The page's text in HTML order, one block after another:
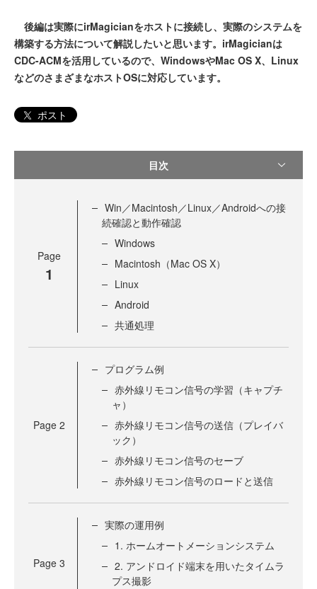
後編は実際にirMagicianをホストに接続し、実際のシステムを
構築する方法について解説したいと思います。irMagicianは
CDC-ACMを活用しているので、WindowsやMac OS X、Linux
などのさまざまなホストOSに対応しています。
ポスト
目次
Page
1
Win／Macintosh／Linux／Androidへの接
続確認と動作確認
Windows
Macintosh（Mac OS X）
Linux
Android
共通処理
Page 2
プログラム例
赤外線リモコン信号の学習（キャプチ
ャ）
赤外線リモコン信号の送信（プレイバ
ック）
赤外線リモコン信号のセーブ
赤外線リモコン信号のロードと送信
Page 3
実際の運用例
1. ホームオートメーションシステム
2. アンドロイド端末を用いたタイムラ
プス撮影